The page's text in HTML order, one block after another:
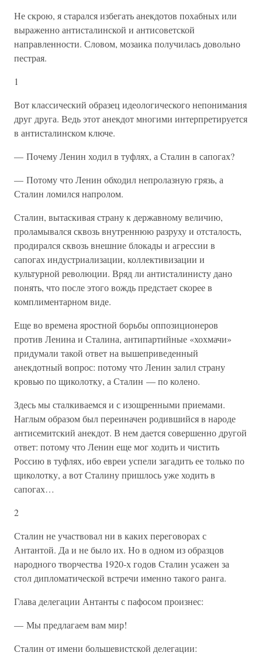
Не скрою, я старался избегать анекдотов похабных или
выраженно антисталинской и антисоветской
направленности. Словом, мозаика получилась довольно
пестрая.
1
Вот классический образец идеологического непонимания
друг друга. Ведь этот анекдот многими интерпретируется
в антисталинском ключе.
— Почему Ленин ходил в туфлях, а Сталин в сапогах?
— Потому что Ленин обходил непролазную грязь, а
Сталин ломился напролом.
Сталин, вытаскивая страну к державному величию,
проламывался сквозь внутреннюю разруху и отсталость,
продирался сквозь внешние блокады и агрессии в
сапогах индустриализации, коллективизации и
культурной революции. Вряд ли антисталинисту дано
понять, что после этого вождь предстает скорее в
комплиментарном виде.
Еще во времена яростной борьбы оппозиционеров
против Ленина и Сталина, антипартийные «хохмачи»
придумали такой ответ на вышеприведенный
анекдотный вопрос: потому что Ленин залил страну
кровью по щиколотку, а Сталин — по колено.
Здесь мы сталкиваемся и с изощренными приемами.
Наглым образом был переиначен родившийся в народе
антисемитский анекдот. В нем дается совершенно другой
ответ: потому что Ленин еще мог ходить и чистить
Россию в туфлях, ибо евреи успели загадить ее только по
щиколотку, а вот Сталину пришлось уже ходить в
сапогах…
2
Сталин не участвовал ни в каких переговорах с
Антантой. Да и не было их. Но в одном из образцов
народного творчества 1920-х годов Сталин усажен за
стол дипломатической встречи именно такого ранга.
Глава делегации Антанты с пафосом произнес:
— Мы предлагаем вам мир!
Сталин от имени большевистской делегации: